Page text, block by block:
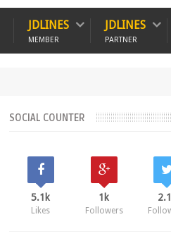
JDLINES
MEMBER
JDLINES
PARTNER
SOCIAL COUNTER
5.1k
Likes
1k
Followers